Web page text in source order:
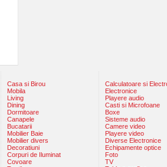
Casa si Birou
Mobila
Living
Dining
Dormitoare
Canapele
Bucatarii
Mobilier Baie
Mobilier divers
Decoratiuni
Corpuri de Iluminat
Covoare
Calculatoare si
Electronice
Playere audio
Casti si Microfoane
Boxe
Sisteme audio
Camere video
Playere video
Diverse Electronice
Echipamente optice
Foto
TV